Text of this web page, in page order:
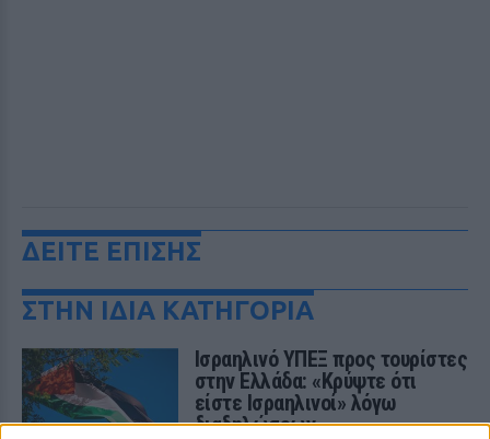
ΔΕΙΤΕ ΕΠΙΣΗΣ
ΣΤΗΝ ΙΔΙΑ ΚΑΤΗΓΟΡΙΑ
Ισραηλινό ΥΠΕΞ προς τουρίστες
στην Ελλάδα: «Κρύψτε ότι
είστε Ισραηλινοί» λόγω
διαδηλώσεων